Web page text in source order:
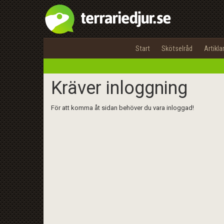
Start Skötselråd Artiklar
Kräver inloggning
För att komma åt sidan behöver du vara inloggad!